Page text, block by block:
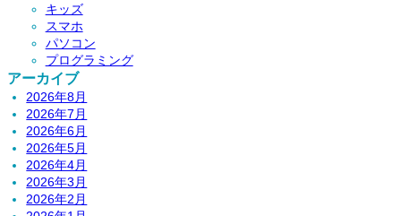
キッズ
スマホ
パソコン
プログラミング
アーカイブ
2026年8月
2026年7月
2026年6月
2026年5月
2026年4月
2026年3月
2026年2月